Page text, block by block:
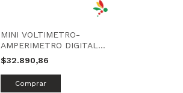
MINI VOLTIMETRO-
AMPERIMETRO DIGITAL |
VERDE | TBCIN
$32.890,86